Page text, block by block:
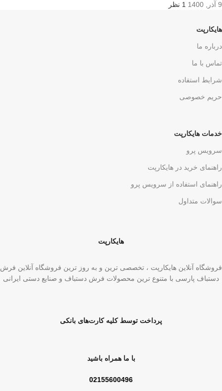
9 آذر, 1400 1 نظر
هایکارپت
درباره ما
تماس با ما
شرایط استفاده
حریم خصوصی
خدمات هایکارپت
سرویس پرو
راهنمای خرید در هایکارپت
راهنمای استفاده از سرویس پرو
سوالات متداول
هایکارپت
فروشگاه آنلاین هایکارپت ، تخصصی ترین و به روز ترین فروشگاه آنلاین فرش
دستباف پارسی با متنوع ترین محصولات فرش دستباف و صنایع دستی ایرانی
پرداخت توسط کلیه کارت‌های بانکی
با ما همراه باشید
02155600496